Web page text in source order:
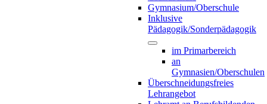
Gymnasium/Oberschule
Inklusive
Pädagogik/Sonderpädagogik
im Primarbereich
an
Gymnasien/Oberschulen
Überschneidungsfreies
Lehrangebot